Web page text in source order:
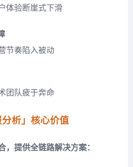
体验断崖式下滑
节奏陷入被动
团队疲于奔命
析」核心价值
，提供全链路解决方案：